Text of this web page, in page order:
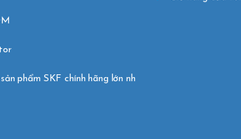
phẩm SKF chính hãng lớn nhất Việt Nam